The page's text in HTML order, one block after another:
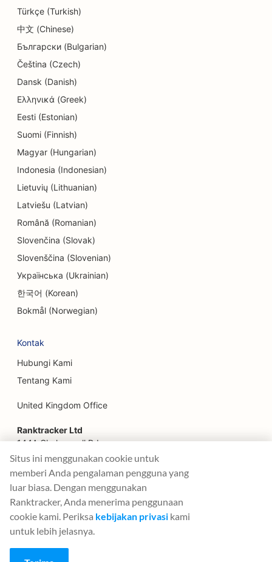
SEO untuk Toko Donat
SEO untuk Teknisi Listrik
SEO untuk Layanan Penukaran Mata Uang
SEO untuk Toko Elektronik
SEO untuk Perusahaan Teknik
SEO untuk Dokter Gigi Spesialis Endodontik
SEO untuk Hiburan &amp; Rekreasi
EO untuk Restoran Etnik
SEO untuk Restoran Farm-to-Table
SEO untuk Layanan Facelift
SEO untuk Escape Room
SEO untuk Restoran Cepat Saji
SEO untuk Toko Bunga
SEO untuk Restoran Mewah
SEO untuk Layanan Keuangan
SEO untuk Pengadilan Makanan
SEO untuk Toko Kue Prancis
SEO untuk Truk Makanan
SEO untuk Toko Mebel
SEO untuk Toko Yogurt Beku
Türkçe (Turkish)
中文 (Chinese)
Български (Bulgarian)
Čeština (Czech)
Dansk (Danish)
Ελληνικά (Greek)
Eesti (Estonian)
Suomi (Finnish)
Magyar (Hungarian)
Indonesia (Indonesian)
Lietuvių (Lithuanian)
Latviešu (Latvian)
Română (Romanian)
Slovenčina (Slovak)
Slovenščina (Slovenian)
Українська (Ukrainian)
한국어 (Korean)
Bokmål (Norwegian)
Kontak
Hubungi Kami
Tentang Kami
United Kingdom Office
Ranktracker Ltd
144A Clerkenwell Rd
London, EC1R 5DF
Company No: 08820809
felix@ranktracker.com
2015 - 2026© Ranktracker. All Rights Reserved.
Situs ini menggunakan cookie untuk
memberi Anda pengalaman pengguna yang
luar biasa. Dengan menggunakan
Ranktracker, Anda menerima penggunaan
cookie kami. Periksa kebijakan privasi kami
untuk lebih jelasnya.